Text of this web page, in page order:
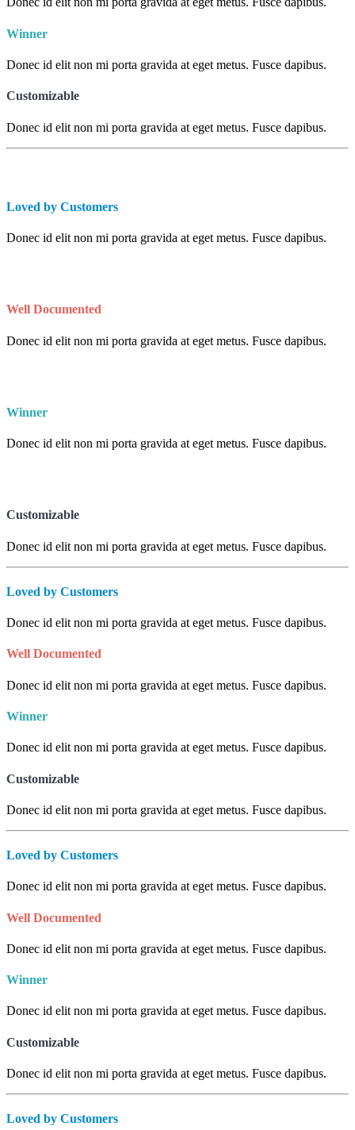
Winner
Donec id elit non mi porta gravida at eget metus. Fusce dapibus.
Customizable
Donec id elit non mi porta gravida at eget metus. Fusce dapibus.
Loved by Customers
Donec id elit non mi porta gravida at eget metus. Fusce dapibus.
Well Documented
Donec id elit non mi porta gravida at eget metus. Fusce dapibus.
Winner
Donec id elit non mi porta gravida at eget metus. Fusce dapibus.
Customizable
Donec id elit non mi porta gravida at eget metus. Fusce dapibus.
Loved by Customers
Donec id elit non mi porta gravida at eget metus. Fusce dapibus.
Well Documented
Donec id elit non mi porta gravida at eget metus. Fusce dapibus.
Winner
Donec id elit non mi porta gravida at eget metus. Fusce dapibus.
Customizable
Donec id elit non mi porta gravida at eget metus. Fusce dapibus.
Loved by Customers
Donec id elit non mi porta gravida at eget metus. Fusce dapibus.
Well Documented
Donec id elit non mi porta gravida at eget metus. Fusce dapibus.
Winner
Donec id elit non mi porta gravida at eget metus. Fusce dapibus.
Customizable
Donec id elit non mi porta gravida at eget metus. Fusce dapibus.
Loved by Customers